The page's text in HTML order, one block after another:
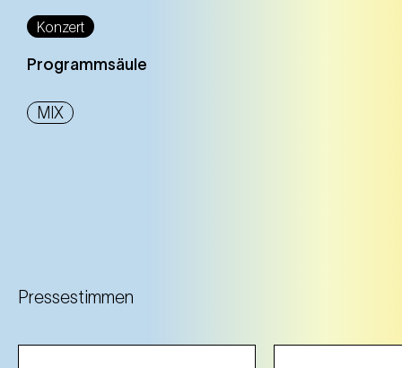
Konzert
Programmsäule
MIX
Pressestimmen